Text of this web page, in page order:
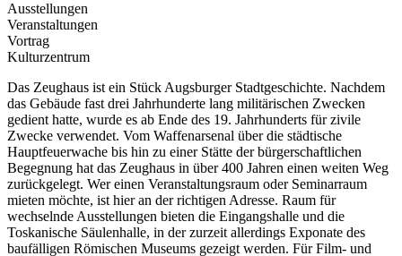
Ausstellungen
Veranstaltungen
Vortrag
Kulturzentrum
Das Zeughaus ist ein Stück Augsburger Stadtgeschichte. Nachdem
das Gebäude fast drei Jahrhunderte lang militärischen Zwecken
gedient hatte, wurde es ab Ende des 19. Jahrhunderts für zivile
Zwecke verwendet. Vom Waffenarsenal über die städtische
Hauptfeuerwache bis hin zu einer Stätte der bürgerschaftlichen
Begegnung hat das Zeughaus in über 400 Jahren einen weiten Weg
zurückgelegt. Wer einen Veranstaltungsraum oder Seminarraum
mieten möchte, ist hier an der richtigen Adresse. Raum für
wechselnde Ausstellungen bieten die Eingangshalle und die
Toskanische Säulenhalle, in der zurzeit allerdings Exponate des
baufälligen Römischen Museums gezeigt werden. Für Film- und